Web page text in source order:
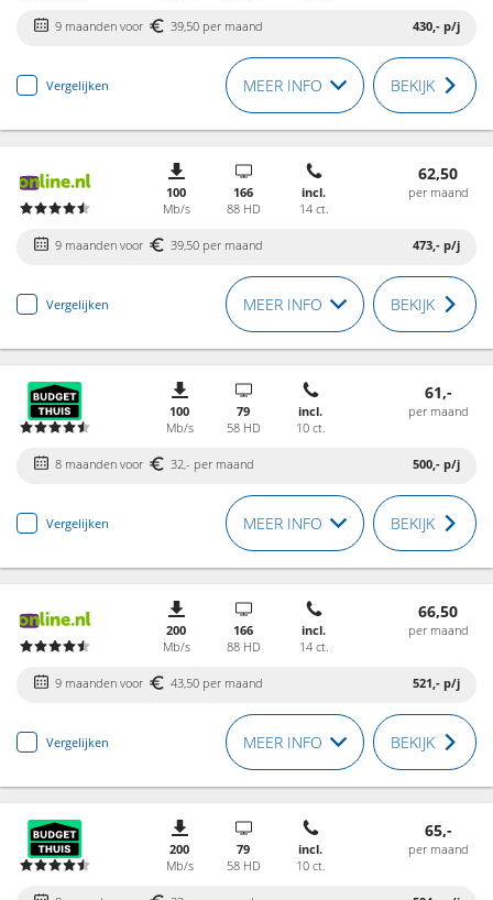
9 maanden voor 39,50 per maand 430,- p/j
Vergelijken MEER INFO BEKIJK
100
Mb/s
166
88 HD
incl.
14 ct.
62,50
per maand
9 maanden voor 39,50 per maand 473,- p/j
Vergelijken MEER INFO BEKIJK
100
Mb/s
79
58 HD
incl.
10 ct.
61,-
per maand
8 maanden voor 32,- per maand 500,- p/j
Vergelijken MEER INFO BEKIJK
200
Mb/s
166
88 HD
incl.
14 ct.
66,50
per maand
9 maanden voor 43,50 per maand 521,- p/j
Vergelijken MEER INFO BEKIJK
200
Mb/s
79
58 HD
incl.
10 ct.
65,-
per maand